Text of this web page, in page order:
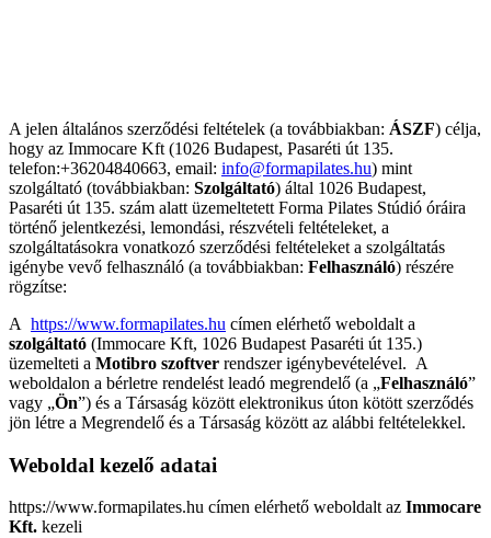
A jelen általános szerződési feltételek (a továbbiakban: ÁSZF) célja,
hogy az Immocare Kft (1026 Budapest, Pasaréti út 135.
telefon:+36204840663, email: info@formapilates.hu) mint
szolgáltató (továbbiakban: Szolgáltató) által 1026 Budapest,
Pasaréti út 135. szám alatt üzemeltetett Forma Pilates Stúdió óráira
történő jelentkezési, lemondási, részvételi feltételeket, a
szolgáltatásokra vonatkozó szerződési feltételeket a szolgáltatás
igénybe vevő felhasználó (a továbbiakban: Felhasználó) részére
rögzítse:
A https://www.formapilates.hu címen elérhető weboldalt a
szolgáltató (Immocare Kft, 1026 Budapest Pasaréti út 135.)
üzemelteti a Motibro szoftver rendszer igénybevételével. A
weboldalon a bérletre rendelést leadó megrendelő (a „Felhasználó”
vagy „Ön”) és a Társaság között elektronikus úton kötött szerződés
jön létre a Megrendelő és a Társaság között az alábbi feltételekkel.
Weboldal kezelő adatai
https://www.formapilates.hu címen elérhető weboldalt az Immocare
Kft. kezeli